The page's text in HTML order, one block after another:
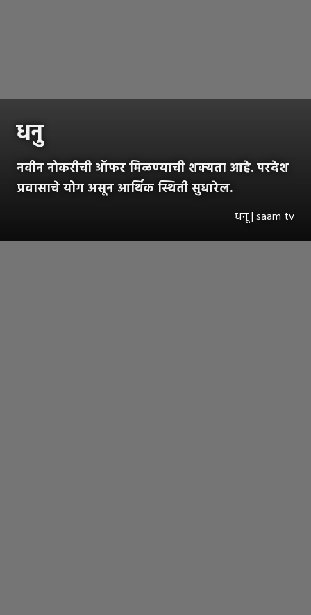
धनु
नवीन नोकरीची ऑफर मिळण्याची शक्यता आहे. परदेश
प्रवासाचे योग असून आर्थिक स्थिती सुधारेल.
धनू | saam tv